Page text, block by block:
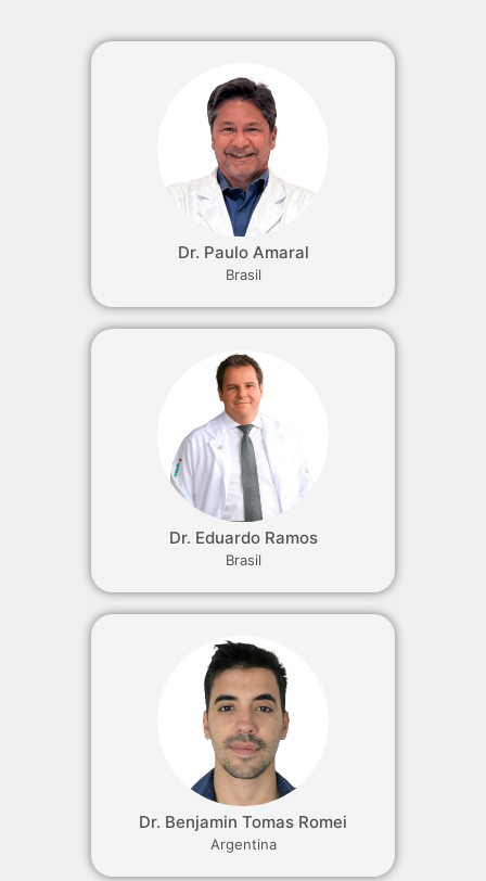
Dr. Paulo Amaral
Brasil
Dr. Eduardo Ramos
Brasil
Dr. Benjamin Tomas Romei
Argentina